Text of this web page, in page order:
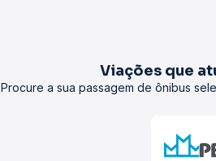
Viações que
Procure a sua passagem de ônibus